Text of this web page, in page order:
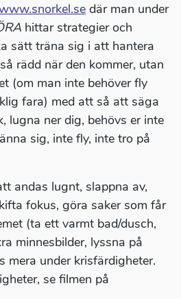
där man under
hittar strategier och
sätt träna sig i att hantera
rädd när den kommer, utan
(om man inte behöver fly
fara) med att så att säga
lugna ner dig, behövs er inte
sig, inte fly, inte tro på
andas lugnt, slappna av,
fokus, göra saker som får
(ta ett varmt bad/dusch,
minnesbilder, lyssna på
mera under krisfärdigheter.
se filmen på